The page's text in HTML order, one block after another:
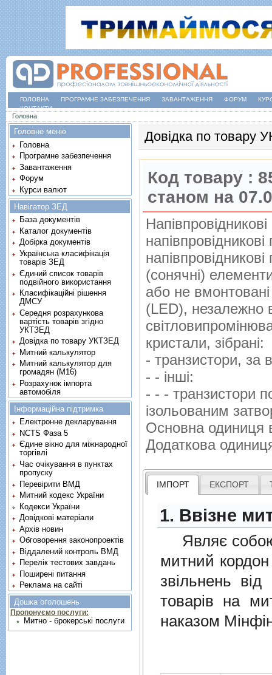
ГОЛОВНА ПРОГРАМНЕ ЗАБЕЗПЕЧЕННЯ ЗАВАНТАЖЕННЯ ФОРУМ
КОНТАКТИ
Ви є тут
Головна
Довідка по товару
Код товару :
станом на
напiвпровiдниковi
(сонячнi)
або не
(LED), незалежно
кристали, зiбранi:
- транзистори, за
- - iншi:
- - - транзистори
iзольованим
Основна одиниця
Додаткова
ІМПОРТ ЕКСПОРТ
1. Ввізне
Являє собою
митний
звiльнень вiд
товарiв на
наказом
Головне меню
Головна
Програмне забезпечення
Завантаження
Форум
Курси валют
Навігатор ЗЕД
База документів
Каталог документів
Добірка документів
Українська класифікація
товарів ЗЕД
Єдиний список товарів
подвійного використання
Класифікаційні рішення
ДМСУ
Середня розрахункова
вартість товарів згідно
УКТЗЕД
Довідка по товару УКТЗЕД
Митний калькулятор
Митний калькулятор для
громадян (М16)
Розрахунок імпорта
автомобіля
Інформаційна підтримка
Електронне декларування
NCTS Фаза 5
Єдине вікно для міжнародної
торгівлі
Час очікування в пунктах
пропуску
Перевірити ВМД
Митний кодекс України
Кодекси України
Довідкові матеріали
Архів новин
Обговорення законопроектів
Віддалений контроль ВМД
Перелік тестових завдань
Поширені питання
Реклама на сайті
Дошка оголошень
Пропонуємо послуги:
Митно - брокерські послуги